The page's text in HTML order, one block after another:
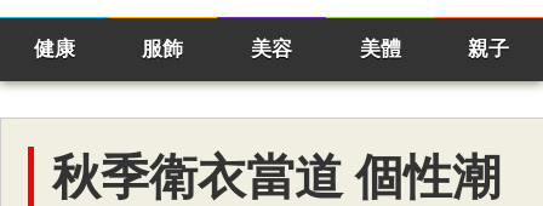
健康 服飾 美容 美體 親子
秋季衛衣當道 個性潮